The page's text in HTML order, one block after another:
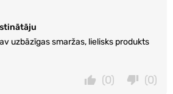
uzbāzīgas smaržas, lielisks produkts
(0)
(0)